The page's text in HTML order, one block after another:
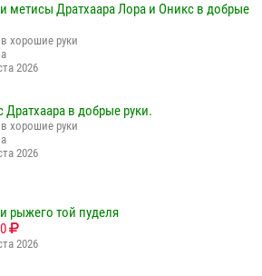
метисы Дратхаара Лора и Оникс в добрые
хорошие руки
2026
Дратхаара в добрые руки.
хорошие руки
2026
рыжего той пуделя
2026